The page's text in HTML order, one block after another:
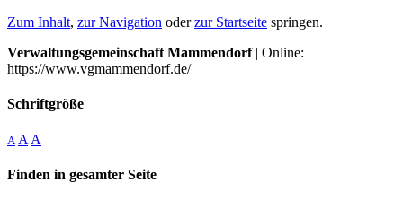
Zum Inhalt, zur Navigation oderzur Startseite springen.
Verwaltungsgemeinschaft Mammendorf| Online:
https://www.vgmammendorf.de/
Schriftgröße
A A A
Finden in gesamter Seite